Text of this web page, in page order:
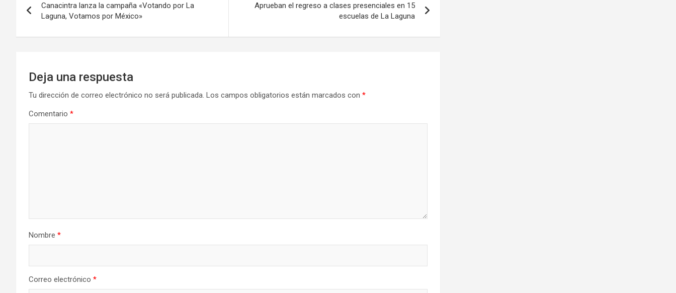
de
entradas
Canacintra lanza la campaña «Votando por La
Laguna, Votamos por México»
Aprueban el regreso a clases presenciales en 15
escuelas de La Laguna
Deja una respuesta
Tu dirección de correo electrónico no será publicada. Los campos obligatorios están marcados con *
Comentario *
Nombre *
Correo electrónico *